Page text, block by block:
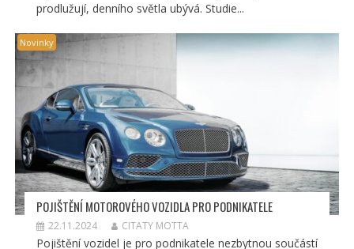
prodlužují, denního světla ubývá. Studie...
Novinky
POJIŠTĚNÍ MOTOROVÉHO VOZIDLA PRO PODNIKATELE
22.11.2024 CITATY MOTTA
Pojištění vozidel je pro podnikatele nezbytnou součástí